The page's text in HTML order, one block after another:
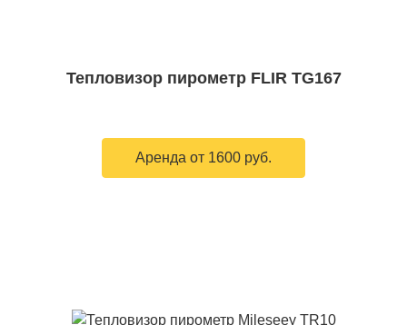
Тепловизор пирометр FLIR TG167
Аренда от 1600 руб.